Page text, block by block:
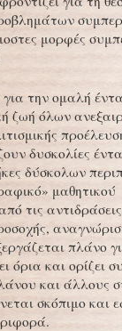
μορφές
την ομαλή
ζωή όλων
δυσκολίες
δύσκολων
μαθητικού
τις
πλάνο
όρια και ορίζει
και άλλους
σκόπιμο και